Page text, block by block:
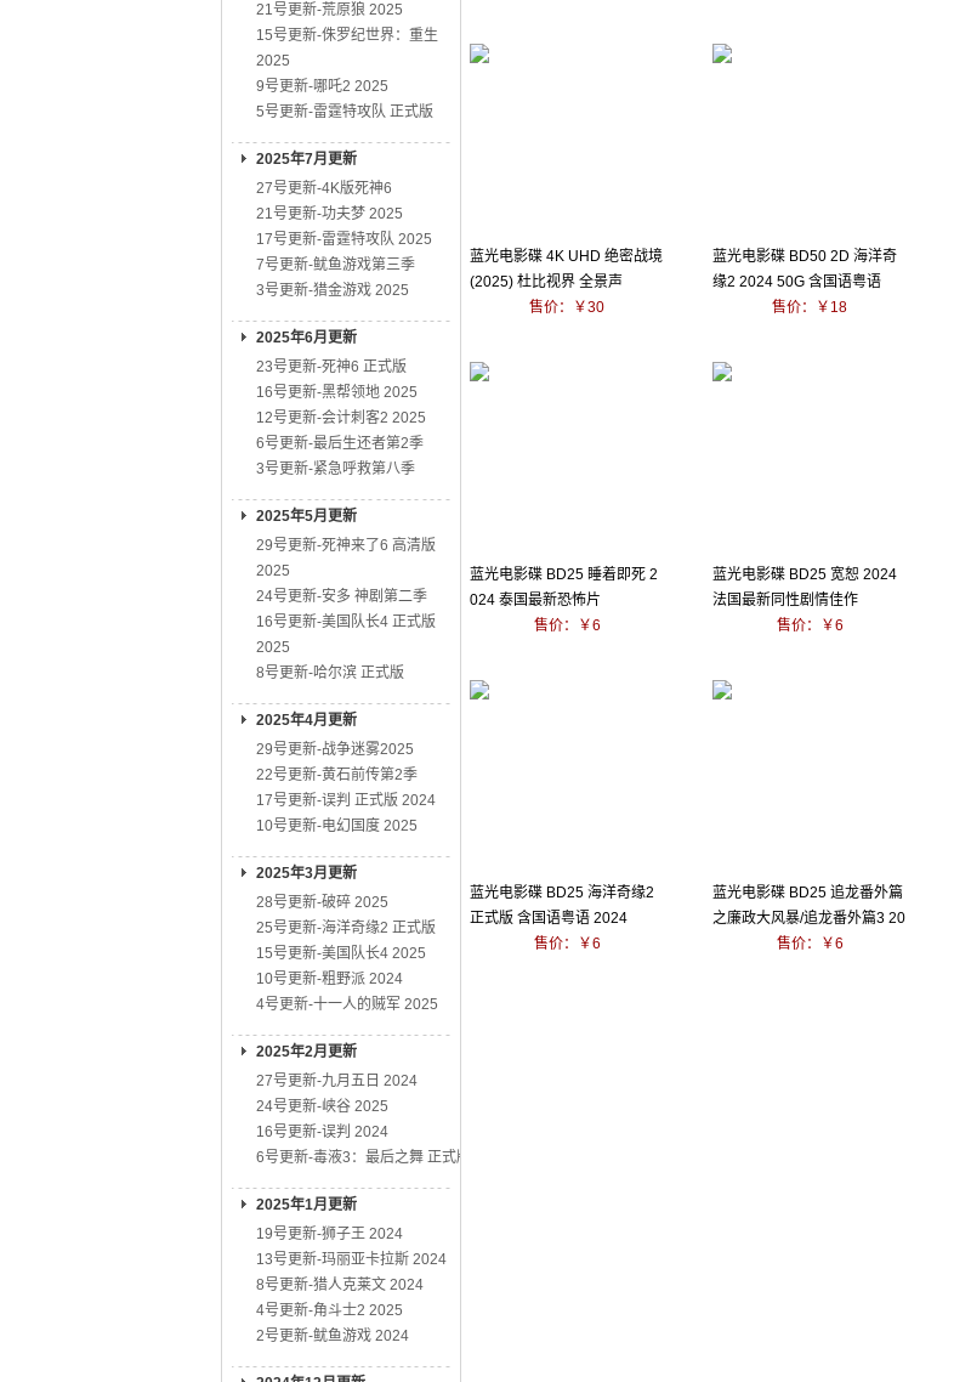
21号更新-荒原狼 2025
15号更新-侏罗纪世界：重生
2025
9号更新-哪吒2 2025
5号更新-雷霆特攻队 正式版
2025年7月更新
27号更新-4K版死神6
21号更新-功夫梦 2025
17号更新-雷霆特攻队 2025
7号更新-鱿鱼游戏第三季
3号更新-猎金游戏 2025
2025年6月更新
23号更新-死神6 正式版
16号更新-黑帮领地 2025
12号更新-会计刺客2 2025
6号更新-最后生还者第2季
3号更新-紧急呼救第八季
2025年5月更新
29号更新-死神来了6 高清版
2025
24号更新-安多 神剧第二季
16号更新-美国队长4 正式版
2025
8号更新-哈尔滨 正式版
2025年4月更新
29号更新-战争迷雾2025
22号更新-黄石前传第2季
17号更新-误判 正式版 2024
10号更新-电幻国度 2025
2025年3月更新
28号更新-破碎 2025
25号更新-海洋奇缘2 正式版
15号更新-美国队长4 2025
10号更新-粗野派 2024
4号更新-十一人的贼军 2025
2025年2月更新
27号更新-九月五日 2024
24号更新-峡谷 2025
16号更新-误判 2024
6号更新-毒液3：最后之舞 正式版
2025年1月更新
19号更新-狮子王 2024
13号更新-玛丽亚卡拉斯 2024
8号更新-猎人克莱文 2024
4号更新-角斗士2 2025
2号更新-鱿鱼游戏 2024
蓝光电影碟 4K UHD 绝密战境
(2025) 杜比视界 全景声
售价：￥30
蓝光电影碟 BD50 2D 海洋奇
缘2 2024 50G 含国语粤语
售价：￥18
蓝光电影碟 BD25 睡着即死 2
024 泰国最新恐怖片
售价：￥6
蓝光电影碟 BD25 宽恕 2024
法国最新同性剧情佳作
售价：￥6
蓝光电影碟 BD25 海洋奇缘2
正式版 含国语粤语 2024
售价：￥6
蓝光电影碟 BD25 追龙番外篇
之廉政大风暴/追龙番外篇3 20
售价：￥6